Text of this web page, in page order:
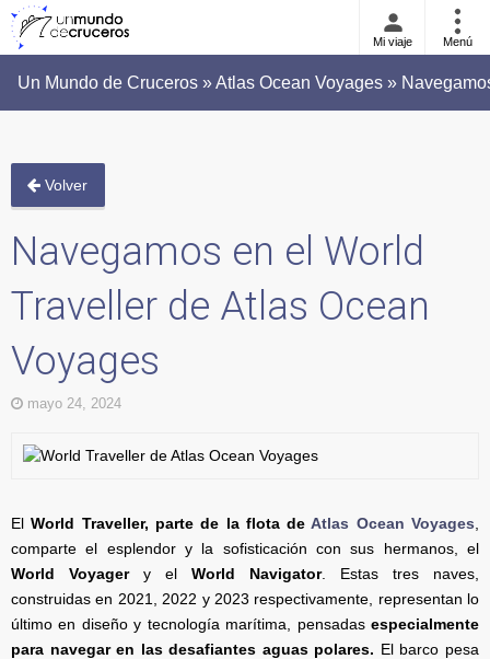
Mi viaje Menú
Un Mundo de Cruceros » Atlas Ocean Voyages »
Volver
Navegamos en el World
Traveller de Atlas Ocean
Voyages
mayo 24, 2024
ElWorld Traveller, parte de la flota deAtlas Ocean Voyages
comparte el esplendor y la sofisticación con sus hermanos, el
World Voyagery el World Navigator. Estas tres naves,
construidas en 2021, 2022 y 2023 respectivamente, representan lo
último en diseño y tecnología marítima, pensadas especialmente
para navegar en las desafiantes aguas polares. El barco pesa